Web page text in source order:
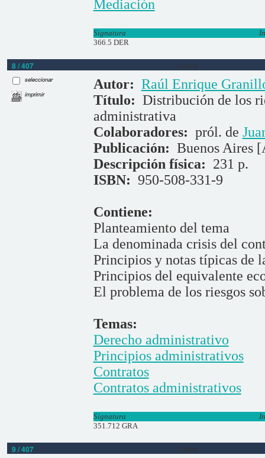
Mediación
Signatura
366.5 DER
8 / 407 Libros
seleccionar
imprimir
Autor: Raúl Enrique
Título: Distribución de los
administrativa
Colaboradores: pról. de
Publicación: Buenos Aires
Descripción física: 231 p.
ISBN: 950-508-331-9
Contiene:
Planteamiento del tema
La denominada crisis del
Principios y notas típicas de
Principios del equivalente
El problema de los riesgos
Temas:
Derecho administrativo
Principios administrativos
Contratos
Contratos administrativos
Signatura
351.712 GRA
9 / 407 Libros